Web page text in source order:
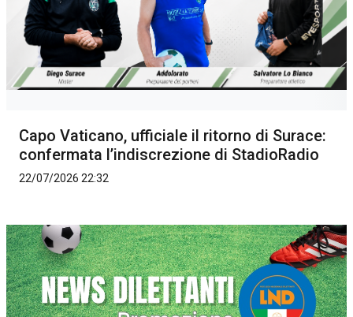
Capo Vaticano, ufficiale il ritorno di Surace:
confermata l’indiscrezione di StadioRadio
22/07/2026 22:32